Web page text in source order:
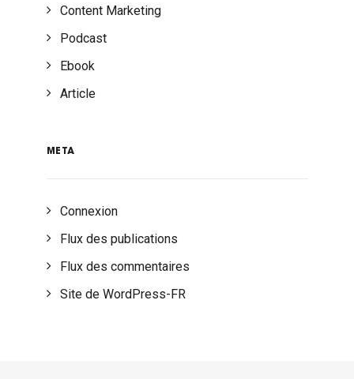
Content Marketing
Podcast
Ebook
Article
META
Connexion
Flux des publications
Flux des commentaires
Site de WordPress-FR